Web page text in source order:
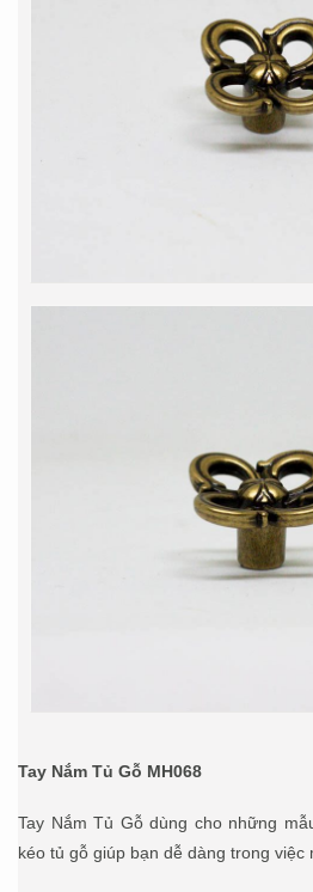
Tay Nắm Tủ Gỗ MH068
Tay Nắm Tủ Gỗ dùng cho những
kéo tủ gỗ giúp bạn dễ dàng trong việc